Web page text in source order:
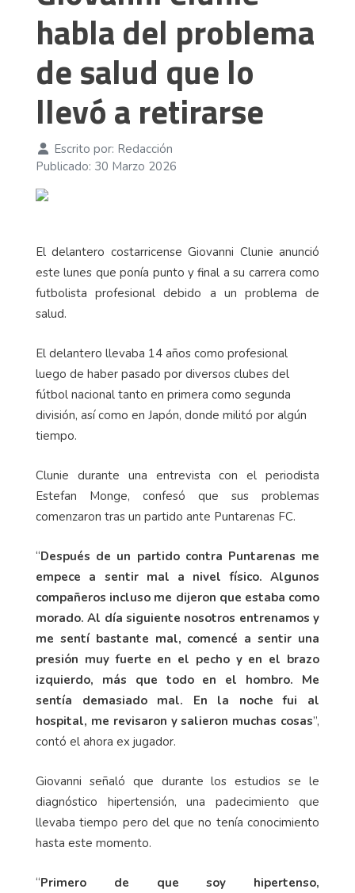
habla del problema
de salud que lo
llevó a retirarse
Escrito por: Redacción
Publicado: 30 Marzo 2026
El delantero costarricense Giovanni Clunie anunció
este lunes que ponía punto y final a su carrera como
futbolista profesional debido a un problema de
salud.
El delantero llevaba 14 años como profesional
luego de haber pasado por diversos clubes del
fútbol nacional tanto en primera como segunda
división, así como en Japón, donde militó por algún
tiempo.
Clunie durante una entrevista con el periodista
Estefan Monge, confesó que sus problemas
comenzaron tras un partido ante Puntarenas FC.
“Después de un partido contra Puntarenas me
empece a sentir mal a nivel físico. Algunos
compañeros incluso me dijeron que estaba como
morado. Al día siguiente nosotros entrenamos y
me sentí bastante mal, comencé a sentir una
presión muy fuerte en el pecho y en el brazo
izquierdo, más que todo en el hombro. Me
sentía demasiado mal. En la noche fui al
hospital, me revisaron y salieron muchas cosas”,
contó el ahora ex jugador.
Giovanni señaló que durante los estudios se le
diagnóstico hipertensión, una padecimiento que
llevaba tiempo pero del que no tenía conocimiento
hasta este momento.
“Primero de que soy hipertenso,